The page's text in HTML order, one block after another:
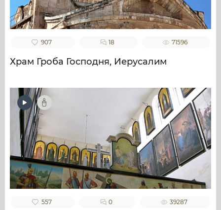
907 18 71596
Храм Гроба Господня, Иерусалим
557 0 39287